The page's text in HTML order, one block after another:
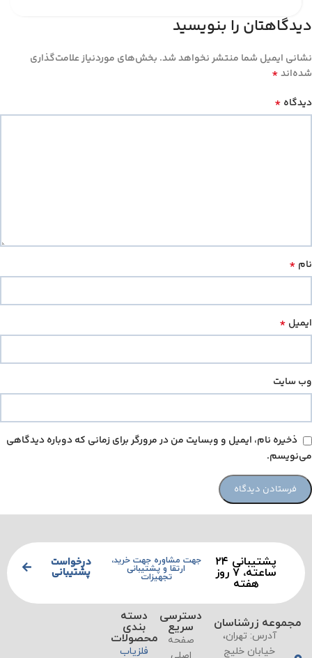
دیدگاهتان را بنویسید
نشانی ایمیل شما منتشر نخواهد شد. بخش‌های موردنیاز علامت‌گذاری
شده‌اند*
دیدگاه *
نام *
ایمیل *
وب‌ سایت
ذخیره نام، ایمیل و وبسایت من در مرورگر برای زمانی که دوباره دیدگاهی
می‌نویسم.
پشتیبانی ۲۴
ساعته، ۷ روز
هفته
جهت مشاوره جهت خرید،
ارتقا و پشتیبانی
تجهیزات
درخواست
پشتیبانی
مجموعه زرشناسان
آدرس: تهران،
خیابان خلیج
دسترسی
سریع
صفحه
اصلی
دسته
بندی
محصولات
فلزیاب